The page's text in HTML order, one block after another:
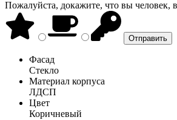
Пожалуйста, докажите, что вы человек,
Фасад
Стекло
Материал корпуса
ЛДСП
Цвет
Коричневый